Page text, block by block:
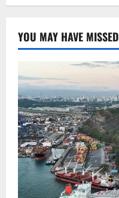
YOU MAY HAVE MISSED